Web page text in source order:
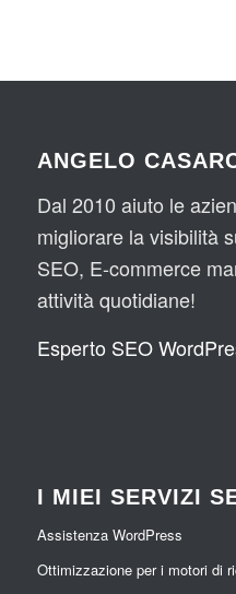
ANGELO
Dal 2010 aiuto le
migliorare la visibilità
SEO, E-commerce
attività quotidiane!
Esperto SEO
I MIEI SERVIZI
Assistenza WordPress
Ottimizzazione per i motori di